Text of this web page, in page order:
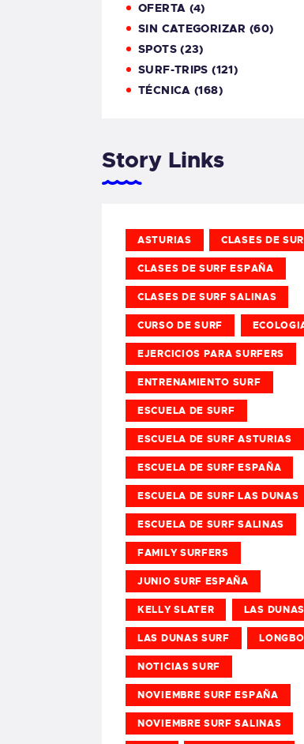
OFERTA (4)
SIN CATEGORIZAR (60)
SPOTS(23)
SURF-TRIPS (121)
TÉCNICA (168)
Story Links
ASTURIAS CLASES DE
CLASES DE SURF ESPAÑA
CLASES DE SURF SALINAS
CURSO DE SURF
EJERCICIOS PARA SURFERS
ENTRENAMIENTO SURF
ESCUELA DE SURF
ESCUELA DE SURF ASTURIAS
ESCUELA DE SURF ESPAÑA
ESCUELA DE SURF LAS DUNAS
ESCUELA DE SURF SALINAS
FAMILY SURFERS
JUNIO SURF ESPAÑA
KELLY SLATER LAS DUNAS
LAS DUNAS SURF
NOTICIAS SURF
NOVIEMBRE SURF ESPAÑA
NOVIEMBRE SURF SALINAS